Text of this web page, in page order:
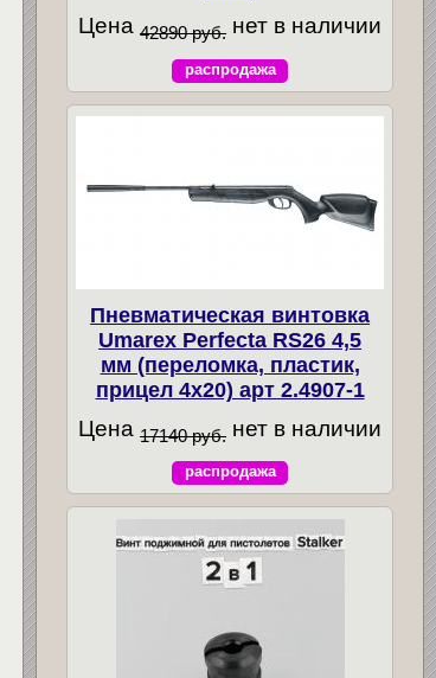
Цена 42890 руб. нет в наличии
распродажа
Пневматическая винтовка
Umarex Perfecta RS26 4,5
мм (переломка, пластик,
прицел 4x20) арт 2.4907-1
Цена 17140 руб. нет в наличии
распродажа